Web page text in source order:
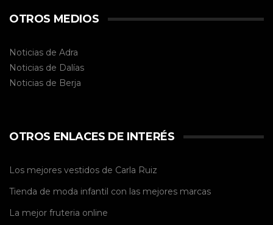
OTROS MEDIOS
Noticias de Adra
Noticias de Dalías
Noticias de Berja
OTROS ENLACES DE INTERÉS
Los mejores vestidos de Carla Ruiz
Tienda de moda infantil con las mejores marcas
La mejor fruteria online